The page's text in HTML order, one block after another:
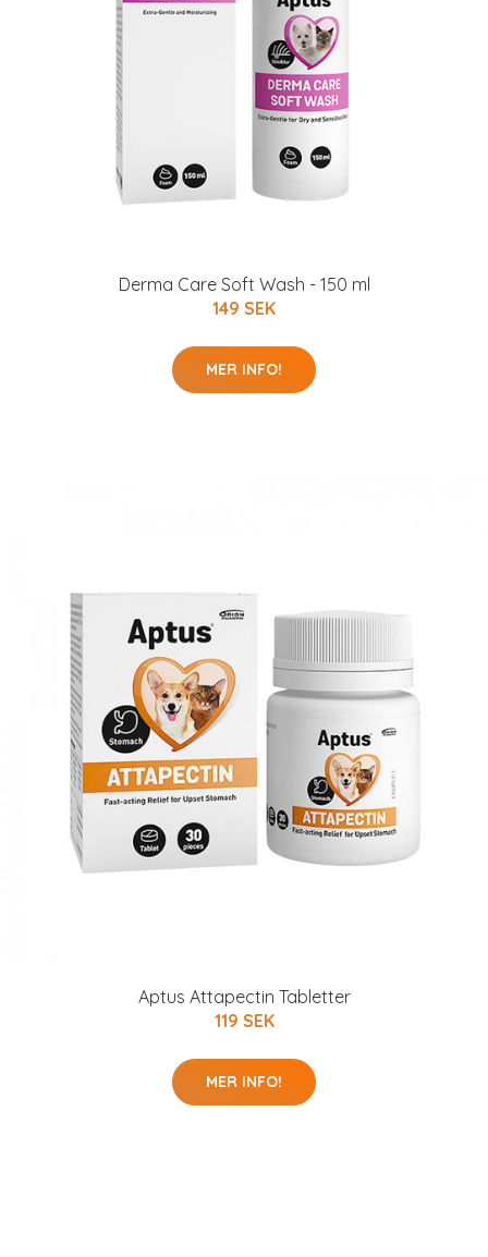
Derma Care Soft Wash - 150 ml
149 SEK
MER INFO!
Aptus Attapectin Tabletter
119 SEK
MER INFO!